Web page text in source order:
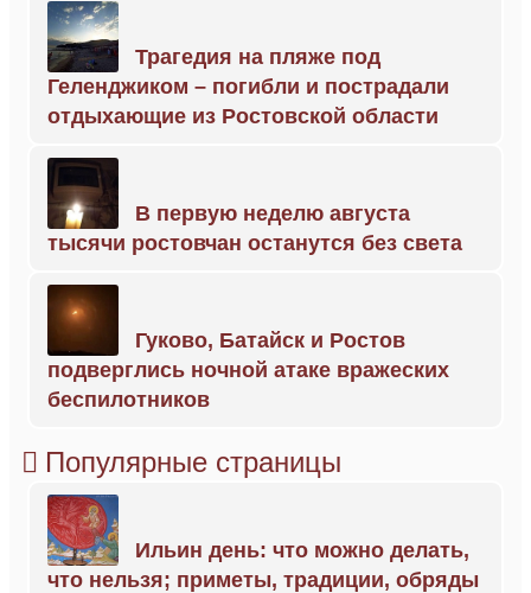
Трагедия на пляже под
Геленджиком – погибли и пострадали
отдыхающие из Ростовской области
В первую неделю августа
тысячи ростовчан останутся без света
Гуково, Батайск и Ростов
подверглись ночной атаке вражеских
беспилотников
Популярные страницы
Ильин день: что можно делать,
что нельзя; приметы, традиции, обряды